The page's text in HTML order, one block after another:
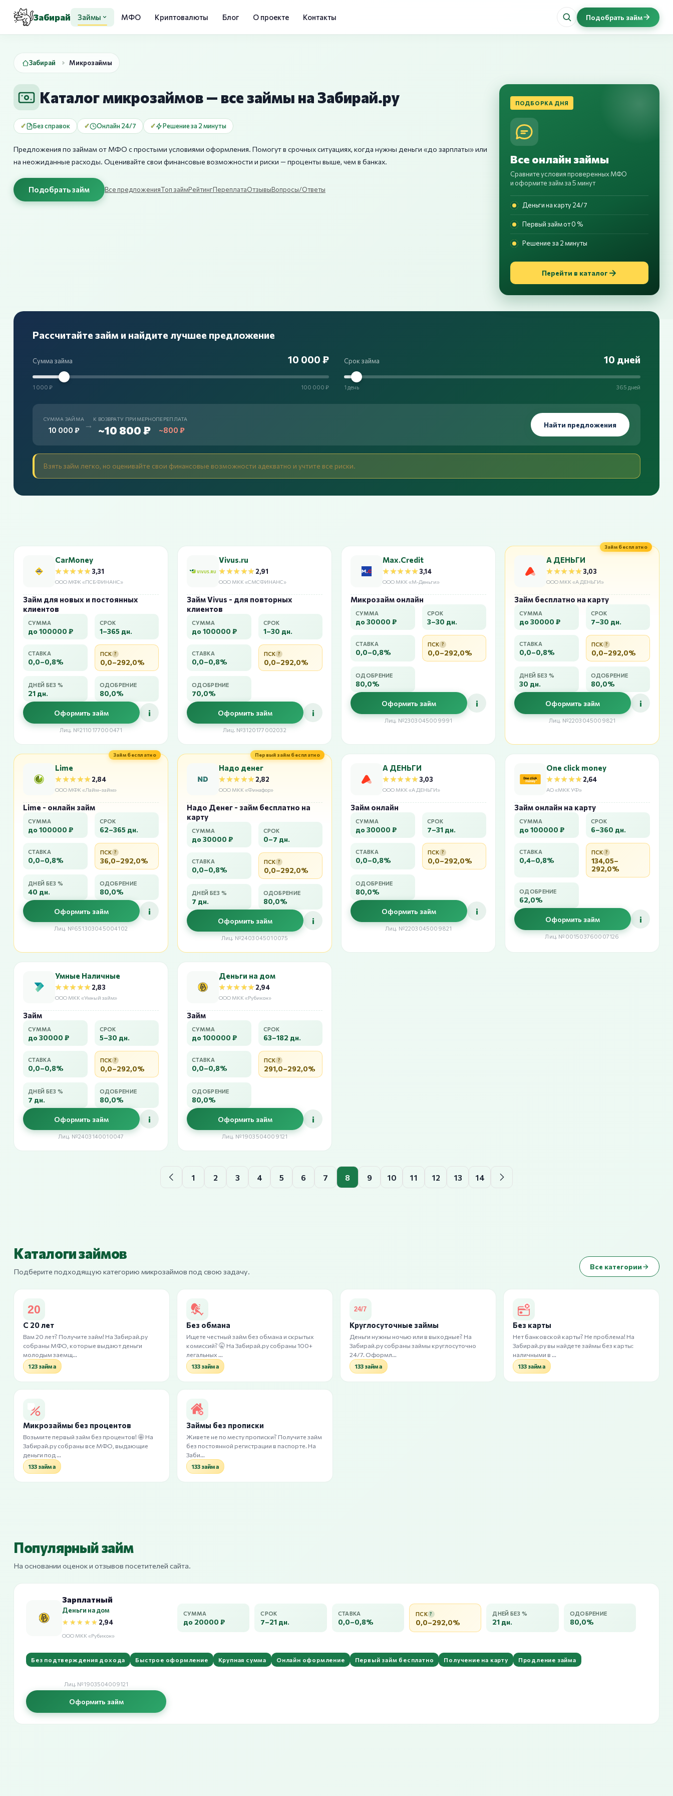
Забирай Займы МФО Криптовалюты Блог О проекте Контакты Подобрать займ
Забирай Микрозаймы
Каталог микрозаймов — все займы на Забирай.ру
Без справок Онлайн 24/7 Решение за 2 минуты
Предложения по займам от МФО с простыми условиями оформления. Помогут в срочных ситуациях, когда нужны деньги «до зарплаты» или
на неожиданные расходы. Оценивайте свои финансовые возможности и риски — проценты выше, чем в банках.
Подобрать займ Все предложенияТоп займРейтингПереплатаОтзывыВопросы/Ответы
ПОДБОРКА ДНЯ
Все онлайн займы
Сравните условия проверенных МФО
и оформите займ за 5 минут
Деньги на карту 24/7
Первый займ от 0 %
Решение за 2 минуты
Перейти в каталог
Рассчитайте займ и найдите лучшее предложение
Сумма займа 10 000 ₽
1 000 ₽ 100 000 ₽
Срок займа 10 дней
1 день 365 дней
СУММА ЗАЙМА
10 000 ₽ → К ВОЗВРАТУ ПРИМЕРНО
~10 800 ₽
ПЕРЕПЛАТА
~800 ₽
Найти предложения
Взять займ легко, но оценивайте свои финансовые возможности адекватно и учтите все риски.
CarMoney
★★★★★
★★★★★3,31
ООО МФК «ПСБ ФИНАНС»
Займ для новых и постоянных
клиентов
СУММА
до 100000 ₽
СРОК
1–365 дн.
СТАВКА
0,0–0,8%
ПСК ?
0,0–292,0%
ДНЕЙ БЕЗ %
21 дн.
ОДОБРЕНИЕ
80,0%
Оформить займ i
Лиц. №2110177000471
Vivus.ru
★★★★★
★★★★★2,91
ООО МКК «СМСФИНАНС»
Займ Vivus - для повторных
клиентов
СУММА
до 100000 ₽
СРОК
1–30 дн.
СТАВКА
0,0–0,8%
ПСК ?
0,0–292,0%
ОДОБРЕНИЕ
70,0%
Оформить займ i
Лиц. №3120177002032
Max.Credit
★★★★★
★★★★★3,14
ООО МКК «М-Деньги»
Микрозайм онлайн
СУММА
до 30000 ₽
СРОК
3–30 дн.
СТАВКА
0,0–0,8%
ПСК ?
0,0–292,0%
ОДОБРЕНИЕ
80,0%
Оформить займ i
Лиц. №2303045009991
Займ бесплатно
А ДЕНЬГИ
★★★★★
★★★★★3,03
ООО МКК «А ДЕНЬГИ»
Займ бесплатно на карту
СУММА
до 30000 ₽
СРОК
7–30 дн.
СТАВКА
0,0–0,8%
ПСК ?
0,0–292,0%
ДНЕЙ БЕЗ %
30 дн.
ОДОБРЕНИЕ
80,0%
Оформить займ i
Лиц. №2203045009821
Займ бесплатно
Lime
★★★★★
★★★★★2,84
ООО МФК «Лайм–займ»
Lime - онлайн займ
СУММА
до 100000 ₽
СРОК
62–365 дн.
СТАВКА
0,0–0,8%
ПСК ?
36,0–292,0%
ДНЕЙ БЕЗ %
40 дн.
ОДОБРЕНИЕ
80,0%
Оформить займ i
Лиц. №651303045004102
Первый займ бесплатно
Надо денег
★★★★★
★★★★★2,82
ООО МКК «Финафор»
Надо Денег - займ бесплатно на
карту
СУММА
до 30000 ₽
СРОК
0–7 дн.
СТАВКА
0,0–0,8%
ПСК ?
0,0–292,0%
ДНЕЙ БЕЗ %
7 дн.
ОДОБРЕНИЕ
80,0%
Оформить займ i
Лиц. №2403045010075
А ДЕНЬГИ
★★★★★
★★★★★3,03
ООО МКК «А ДЕНЬГИ»
Займ онлайн
СУММА
до 30000 ₽
СРОК
7–31 дн.
СТАВКА
0,0–0,8%
ПСК ?
0,0–292,0%
ОДОБРЕНИЕ
80,0%
Оформить займ i
Лиц. №2203045009821
One click money
★★★★★
★★★★★2,64
АО «МКК УФ»
Займ онлайн на карту
СУММА
до 100000 ₽
СРОК
6–360 дн.
СТАВКА
0,4–0,8%
ПСК ?
134,05–
292,0%
ОДОБРЕНИЕ
62,0%
Оформить займ i
Лиц. №001503760007126
Умные Наличные
★★★★★
★★★★★2,83
ООО МКК «Умный займ»
Займ
СУММА
до 30000 ₽
СРОК
5–30 дн.
СТАВКА
0,0–0,8%
ПСК ?
0,0–292,0%
ДНЕЙ БЕЗ %
7 дн.
ОДОБРЕНИЕ
80,0%
Оформить займ i
Лиц. №2403140010047
Деньги на дом
★★★★★
★★★★★2,94
ООО МКК «Рубикон»
Займ
СУММА
до 100000 ₽
СРОК
63–182 дн.
СТАВКА
0,0–0,8%
ПСК ?
291,0–292,0%
ОДОБРЕНИЕ
80,0%
Оформить займ i
Лиц. №1903504009121
1 2 3 4 5 6 7 8 9 10 11 12 13 14
Каталоги займов
Подберите подходящую категорию микрозаймов под свою задачу.
Все категории
С 20 лет
Вам 20 лет? Получите займ! На Забирай.ру
собраны МФО, которые выдают деньги
молодым заемщ…
123 займа
Без обмана
Ищете честный займ без обмана и скрытых
комиссий? 🤫 На Забирай.ру собраны 100+
легальных …
133 займа
Круглосуточные займы
Деньги нужны ночью или в выходные? На
Забирай.ру собраны займы круглосуточно
24/7. Оформл…
133 займа
Без карты
Нет банковской карты? Не проблема! На
Забирай.ру вы найдете займы без карты:
наличными в …
133 займа
Микрозаймы без процентов
Возьмите первый займ без процентов! 🤩 На
Забирай.ру собраны все МФО, выдающие
деньги под …
133 займа
Займы без прописки
Живете не по месту прописки? Получите займ
без постоянной регистрации в паспорте. На
Заби…
133 займа
Популярный займ
На основании оценок и отзывов посетителей сайта.
Зарплатный
Деньги на дом
★★★★★
★★★★★ 2,94
ООО МКК «Рубикон»
СУММА
до 20000 ₽
СРОК
7–21 дн.
СТАВКА
0,0–0,8%
ПСК ?
0,0–292,0%
ДНЕЙ БЕЗ %
21 дн.
ОДОБРЕНИЕ
80,0%
Без подтверждения дохода Быстрое оформление Крупная сумма Онлайн оформление Первый займ бесплатно Получение на карту Продление займа
Лиц. №1903504009121
Оформить займ